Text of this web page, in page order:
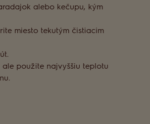
alebo kečupu, kým
miesto tekutým čistiacim
použite najvyššiu teplotu